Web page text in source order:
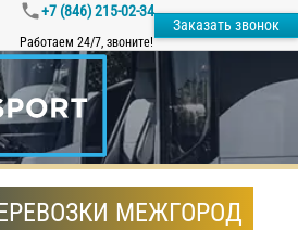
+7 (846) 215-02-34
Работаем 24/7, звоните!
Заказать звонок
МЕЖГОРОД